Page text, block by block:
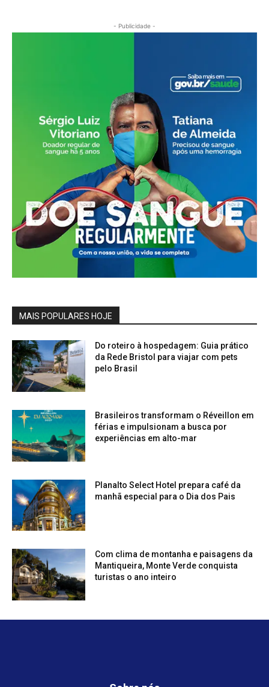
- Publicidade -
MAIS POPULARES HOJE
Do roteiro à hospedagem: Guia prático
da Rede Bristol para viajar com pets
pelo Brasil
Brasileiros transformam o Réveillon em
férias e impulsionam a busca por
experiências em alto-mar
Planalto Select Hotel prepara café da
manhã especial para o Dia dos Pais
Com clima de montanha e paisagens da
Mantiqueira, Monte Verde conquista
turistas o ano inteiro